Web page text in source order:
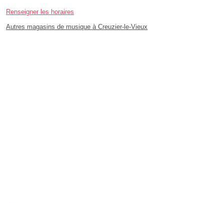
Renseigner les horaires
Autres magasins de musique à Creuzier-le-Vieux